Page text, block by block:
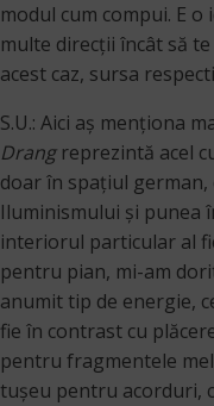
modul cum compui. E
multe direcţii încât să
acest caz, sursa
S.U.: Aici aș menționa
Drangreprezintă acel
doar în spațiul
Iluminismului și punea
interiorul particular al
pentru pian, mi-am
anumit tip de energie,
fie în contrast cu
pentru fragmentele
tușeu pentru acorduri,